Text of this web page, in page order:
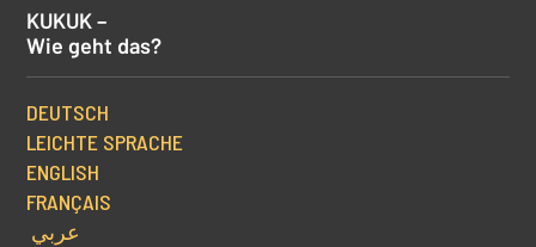
KUKUK –
Wie geht das?
DEUTSCH
LEICHTE SPRACHE
ENGLISH
FRANÇAIS
عربي